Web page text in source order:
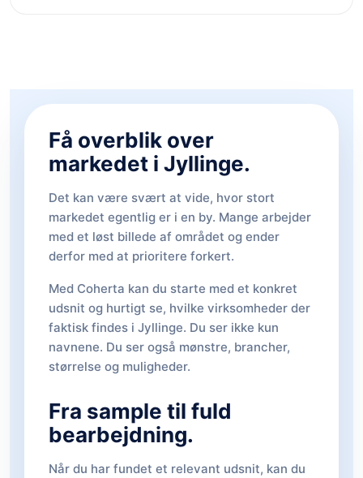
Få overblik over
markedet i Jyllinge.
Det kan være svært at vide, hvor stort
markedet egentlig er i en by. Mange arbejder
med et løst billede af området og ender
derfor med at prioritere forkert.
Med Coherta kan du starte med et konkret
udsnit og hurtigt se, hvilke virksomheder der
faktisk findes i Jyllinge. Du ser ikke kun
navnene. Du ser også mønstre, brancher,
størrelse og muligheder.
Fra sample til fuld
bearbejdning.
Når du har fundet et relevant udsnit, kan du